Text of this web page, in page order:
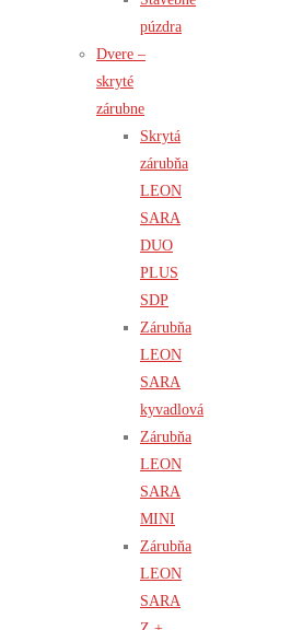
púzdra
Dvere –
skryté
zárubne
Skrytá
zárubňa
LEON
SARA
DUO
PLUS
SDP
Zárubňa
LEON
SARA
kyvadlová
Zárubňa
LEON
SARA
MINI
Zárubňa
LEON
SARA